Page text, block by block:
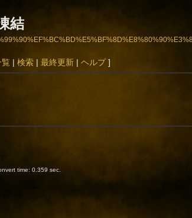
結
覧| 検索| 最終更新| ヘルプ]
time: 0.359 sec.